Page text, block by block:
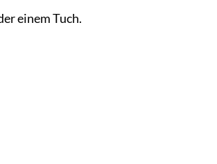
einem Tuch.